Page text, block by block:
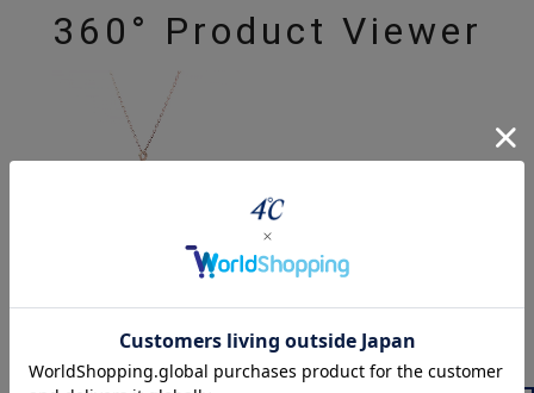
360° Product Viewer
ジュエリーを色々な角度で